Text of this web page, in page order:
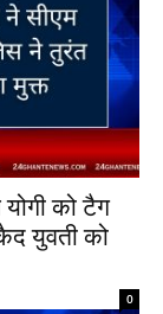
को टैग
युवती को
0